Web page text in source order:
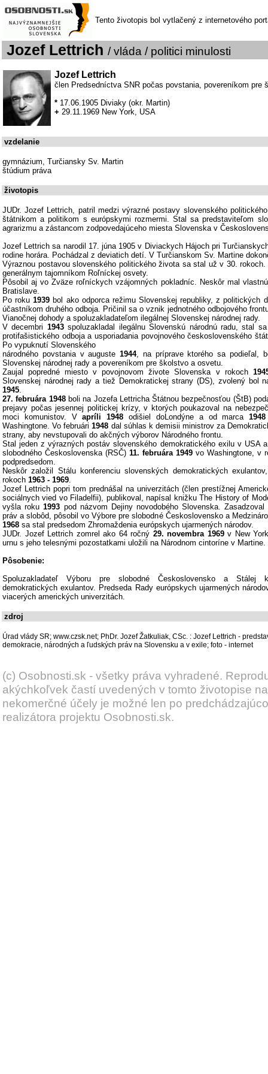
Tento životopis bol vytlačený z internetového
Jozef Lettrich / vláda / politici minulosti
Jozef Lettrich
člen Predsedníctva SNR počas povstania, povereníkom pre
* 17.06.1905 Diviaky (okr. Martin)
+ 29.11.1969 New York, USA
vzdelanie
gymnázium, Turčiansky Sv. Martin
štúdium práva
životopis
JUDr. Jozef Lettrich, patril medzi výrazné postavy slovenského
štátnikom a politikom s európskymi rozmermi. Stal sa predstaviteľom
agrarizmu a zástancom zodpovedajúceho miesta Slovenska v
Jozef Lettrich sa narodil 17. júna 1905 v Diviackych Hájoch pri
rodine horára. Pochádzal z deviatich detí. V Turčianskom Sv. Martine
Výraznou postavou slovenského politického života sa stal už v 30.
generálnym tajomníkom Roľníckej osvety.
Pôsobil aj vo Zväze roľníckych vzájomných pokladníc. Neskôr mal
Bratislave.
Po roku1939 bol ako odporca režimu Slovenskej republiky, z politických
účastníkom druhého odboja. Pričinil sa o vznik jednotného odbojového
Vianočnej dohody a spoluzakladateľom ilegálnej Slovenskej národnej rady.
V decembri 1943spoluzakladal ilegálnu Slovenskú národnú radu, stal
protifašistického odboja a usporiadania povojnového československého
Po vypuknutí Slovenského
národného povstania v auguste 1944, na príprave ktorého sa podieľal,
Slovenskej národnej rady a povereníkom pre školstvo a osvetu.
Zaujal popredné miesto v povojnovom živote Slovenska v rokoch
Slovenskej národnej rady a tiež Demokratickej strany (DS), zvolený bol
1945.
27. februára 1948boli na Jozefa Lettricha Štátnou bezpečnosťou (ŠtB)
prejavy počas jesennej politickej krízy, v ktorých poukazoval na
moci komunistov. Vapríli 1948 odišiel doLondýne a od marca1948
Washingtone. Vo februári1948 dal súhlas k demisii ministrov za
strany, aby nevstupovali do akčných výborov Národného frontu.
Stal jeden z výrazných postáv slovenského demokratického exilu v USA
slobodného Československa (RSČ) 11. februára 1949 vo Washingtone, v
podpredsedom.
Neskôr založil Stálu konferenciu slovenských demokratických
rokoch 1963 - 1969.
Jozef Lettrich popri tom prednášal na univerzitách (člen prestížnej
sociálnych vied vo Filadelfii), publikoval, napísal knižku The History of
vyšla roku1993 pod názvom Dejiny novodobého Slovenska.
práv a slobôd, pôsobil vo Výbore pre slobodné Československo a
1968 sa stal predsedom Zhromaždenia európskych ujarmených národov.
JUDr. Jozef Lettrich zomrel ako 64 ročný 29. novembra 1969v New
urnu s jeho telesnými pozostatkami uložili na Národnom cintoríne v Martine.
Pôsobenie:
Spoluzakladateľ Výboru pre slobodné Československo a Stálej
demokratických exulantov. Predseda Rady európskych ujarmených
viacerých amerických univerzitách.
zdroj
Úrad vlády SR; www.czsk.net; PhDr. Jozef Žatkuliak, CSc. : Jozef Lettrich -
demokracie, národných a ľudských práv na Slovensku a v exile; foto - internet
(c) Osobnosti.sk - všetky práva vyhradené.
akýchkoľvek častí uvedených v tomto životopise
nekomerčné účely je možné len po
realizátora projektu Osobnosti.sk.